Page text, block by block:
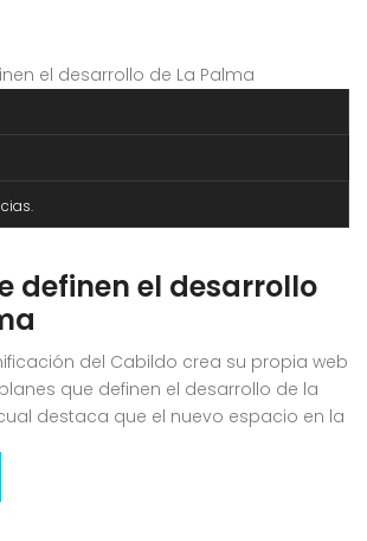
definen el desarrollo
del Cabildo crea su propia web
que definen el desarrollo de la
destaca que el nuevo espacio en la
El Servicio de Planificación
de La Palma, que dirige […]